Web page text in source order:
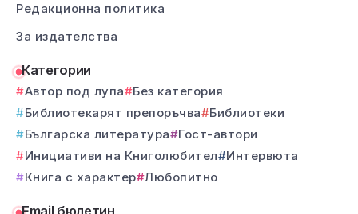
Редакционна политика
За издателства
Категории
Автор под лупа
Без категория
Библиотекарят препоръчва
Библиотеки
Българска литература
Гост-автори
Инициативи на Книголюбител
Интервюта
Книга с характер Любопитно
Email бюлетин